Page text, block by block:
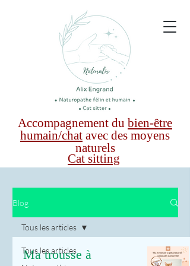
Accompagnement du bien-être
humain/chat avec des moyens
naturels
Cat sitting
Blog
Tous les articles
Tous les articles
Ma trousse à